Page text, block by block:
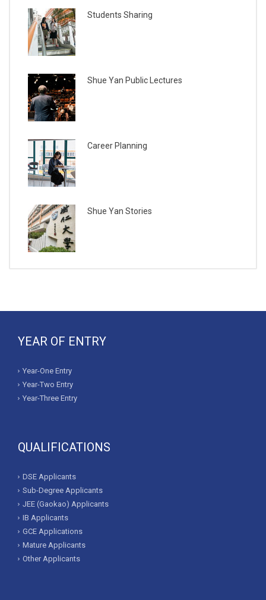
Students Sharing
Shue Yan Public Lectures
Career Planning
Shue Yan Stories
YEAR OF ENTRY
Year-One Entry
Year-Two Entry
Year-Three Entry
QUALIFICATIONS
DSE Applicants
Sub-Degree Applicants
JEE (Gaokao) Applicants
IB Applicants
GCE Applications
Mature Applicants
Other Applicants